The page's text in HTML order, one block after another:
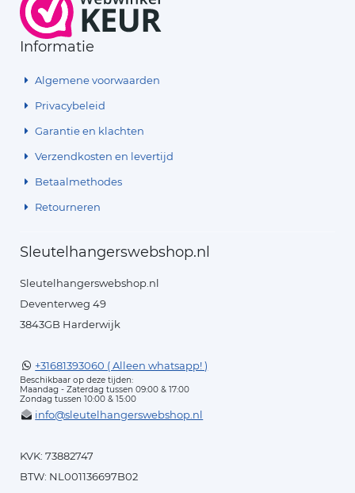
Informatie
Algemene voorwaarden
Privacybeleid
Garantie en klachten
Verzendkosten en levertijd
Betaalmethodes
Retourneren
Sleutelhangerswebshop.nl
Sleutelhangerswebshop.nl
Deventerweg 49
3843GB Harderwijk
+31681393060 ( Alleen whatsapp! )
Beschikbaar op deze tijden:
Maandag - Zaterdag tussen 09:00 & 17:00
Zondag tussen 10:00 & 15:00
info@sleutelhangerswebshop.nl
KVK: 73882747
BTW: NL001136697B02